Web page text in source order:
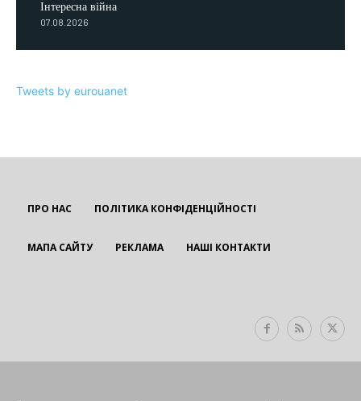
Інтересна війна
07.08.2026
Tweets by eurouanet
ПРО НАС ПОЛІТИКА КОНФІДЕНЦІЙНОСТІ
МАПА САЙТУ РЕКЛАМА НАШІ КОНТАКТИ